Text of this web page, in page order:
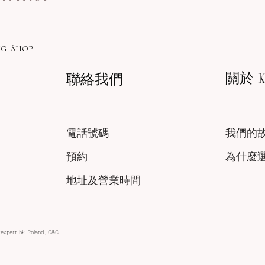
Shop
聯絡我們 關於
電話號碼
預約
我們的
為什麼
地址及營業時間
Roland , C&C